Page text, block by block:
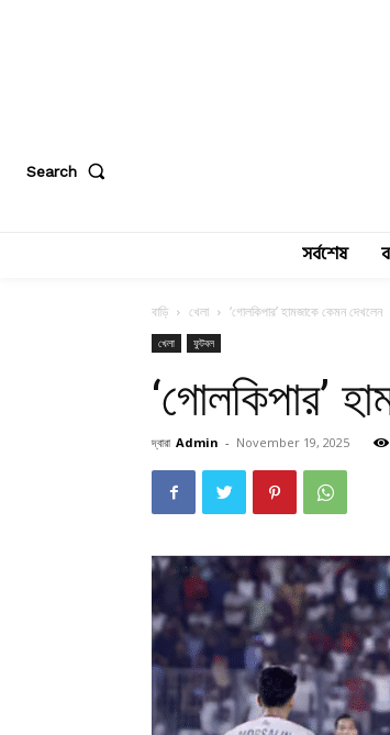
Search
সর্বশেষ
বাড়ি খেলা ‘গোলকিপার’ হামজাকে কেমন দেখলেন
খেলা ফুটবল
‘গোলকিপার’
দ্বারা Admin - November 19, 2025